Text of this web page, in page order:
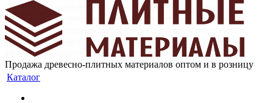
Продажа древесно-плитных материалов оптом и в розницу
Каталог